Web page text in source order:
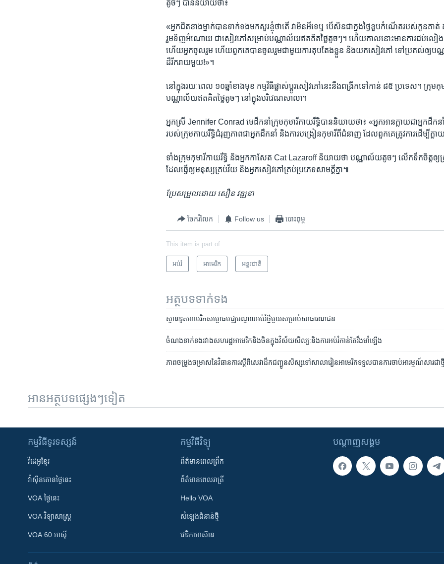
តូចៗ បាន​និយាយ​ថា៖
«អ្នក​ជិត​ខាង​ម្នាក់បាន​ទាក់​ទង​មក​សួរ​ខ្ញុំ​ថា​តើ​ វា​មិន​អី​ទេ​ឬ បើ​សិន​ជា​ក្នុង​ថ្ងៃ​ខួប​កំណើត​របស់​កូន​គាត់
រួម​ទិញ​អំណោយ ជា​សៀវភៅ​សម្រាប់​បណ្ណាល័យឥត​គិត​ថ្លៃ​តូចៗ។ ហើយ​កាល​នោះ​មាន​ការ​ជប់​លៀង​តុ
ហើយ​អ្នក​ចូល​រួម ហើយ​ពួកគេ​បាន​ចូល​រួម​ជា​មួយ​ការ​តុបតែង​ខ្លួន​ និង​យកសៀវភៅ ទៅ​ប្រគល់​ឲ្យ​បណ្ណ
ដ៏​រីក​រាយ​មួយ!»។
នៅ​ក្នុង​រយៈ​ពេល ១០​ឆ្នាំ​ខាង​មុខ​ កម្មវិធី​ផ្លាស់ប្ដូរ​សៀវភៅ​នេះ​នឹង​ពង្រីក​ទៅ​កាន់​ ៨៥ ប្រទេស។ ក្រុម​កុម
បណ្ណាល័យ​ឥត​គិត​ថ្លៃ​តូច​ៗ នៅ​ក្នុង​បរិវេណ​សាលា។​
អ្នកស្រី Jennifer Conrad មេ​ដឹក​នាំ​ក្រុម​កុមារី​កាយរឹទ្ធិបាន​និយាយ​ថា៖ «អ្នកអាន​ក្លាយ​ជា​អ្នក​ដឹក​ន
របស់​ក្រុម​កាយ​រឹទ្ធិ​ជំរុញ​ភាព​ជា​អ្នក​ដឹកនាំ និង​ការ​បង្រៀន​កុមារី​ពី​ជំនាញ ដែល​ពួក​គេ​ត្រូវ​ការ​ដើម្បី​ក្លា
ទាំង​ក្រុម​កុមារី​កាយរឹទ្ធិ និងអ្នក​កាសែត Cat Lazaroff និយាយ​ថា បណ្ណាល័យ​តូចៗ លើក​ទឹក​ចិត្ត​ឲ្យ​
ដែល​ធ្វើ​ឲ្យ​មនុស្ស​គ្រប់​វ័យ​ និង​អ្នក​សៀវភៅ​គ្រប់​ប្រភេទ​សាមគ្គី​គ្នា៕
ប្រែ​សម្រួល​ដោយ សឿន វឌ្ឍនា
ចែករំលែក Follow us បោះពុម្ព
This item is part of
អប់រំ អាមេរិក​ អន្តរជាតិ
អត្ថបទ​ទាក់ទង
ស្ថានទូត​អាមេរិក​សម្ពោធ​មជ្ឈមណ្ឌល​អប់រំ​ថ្មី​មួយ​សម្រាប់​សាធារណជន
ចំណងទាក់​ទង​រវាង​សហរដ្ឋ​អាមេរិក​និង​ចិន​ក្នុងវិស័យ​សិល្បៈ​និងការ​អប់​រំកាន់​តែ​រឹងមាំ​ឡើង
ភាព​ចម្រូង​ចម្រាស​នៃ​វិធានការ​ស្តីពី​សេវា​ដឹក​ជញ្ជូន​សិស្ស​ទៅ​សាលារៀន​​អាមេរិក​ទទួលបានការចាប់អារម្មណ៍សារ​ជា​ថ្
អានអត្ថបទផ្សេងៗទៀត
បណ្តាញ​សង្គម
កម្មវិធី​ទូរទស្សន៍
វីដេអូ​ខ្មែរ
វ៉ាស៊ីនតោន​ថ្ងៃ​នេះ
VOA ថ្ងៃនេះ
VOA ​វិទ្យាសាស្ត្រ
VOA 60 អាស៊ី
កម្មវិធី​វិទ្យុ
ព័ត៌មាន​ពេល​ព្រឹក
ព័ត៌មាន​​ពេល​រាត្រី
Hello VOA
សំឡេង​ជំនាន់​ថ្មី
វេទិកា​អាស៊ាន